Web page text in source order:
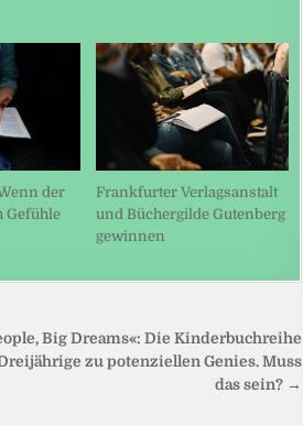
der
Gefühle
Frankfurter Verlagsanstalt
und Büchergilde Gutenberg
gewinnen
Big Dreams«: Die Kinderbuchreihe
zu potenziellen Genies. Muss
das sein? →